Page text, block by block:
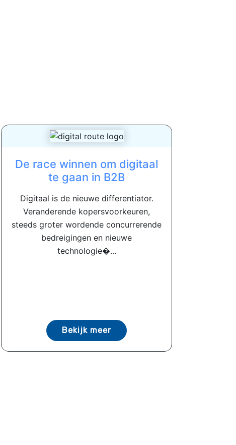
De race winnen om digitaal
te gaan in B2B
Digitaal is de nieuwe differentiator.
Veranderende kopersvoorkeuren,
steeds groter wordende concurrerende
bedreigingen en nieuwe
technologie�...
Bekijk meer